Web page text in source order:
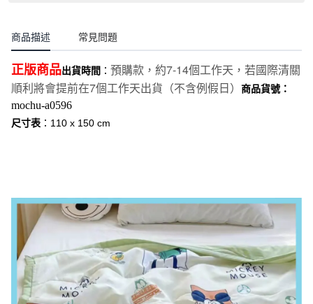
商品描述 常見問題
正版商品出貨時間 ： 預購款，約7-14個工作天，若國際清關
順利將會提前在7個工作天出貨（不含例假日） 商品貨號：
mochu-a0596
尺寸表 ： 110 x 150 cm